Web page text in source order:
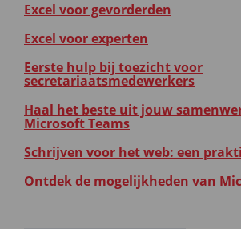
Excel voor gevorderden
Excel voor experten
Eerste hulp bij toezicht voor
secretariaatsmedewerkers
Haal het beste uit jouw
Microsoft Teams
Schrijven voor het web: een
Ontdek de mogelijkheden van